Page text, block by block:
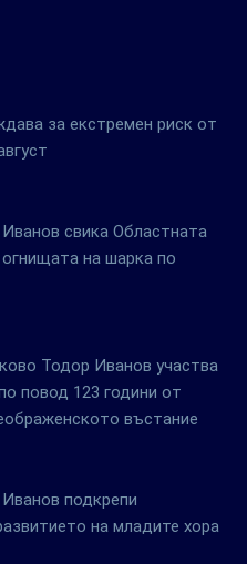
за екстремен риск от
свика Областната
на шарка по
Тодор Иванов участва
повод 123 години от
въстание
подкрепи
на младите хора